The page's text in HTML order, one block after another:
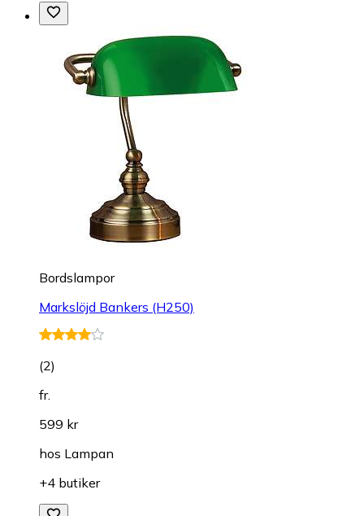
Bordslampor
Markslöjd Bankers (H250)
(2)
fr.
599 kr
hos Lampan
+4 butiker